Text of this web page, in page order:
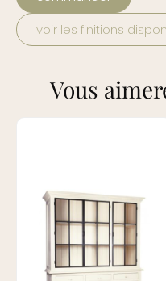
voir les finitions
Vous